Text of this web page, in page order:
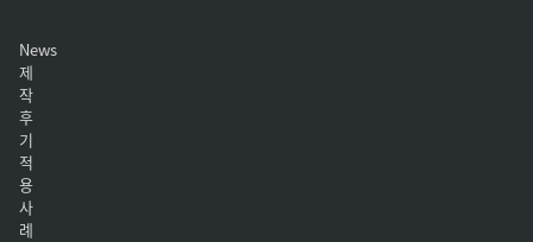
News
제
작
후
기
적
용
사
례